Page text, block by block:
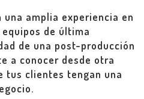
una amplia experiencia en
de última
de una post-producción
a conocer desde otra
tus clientes tengan una